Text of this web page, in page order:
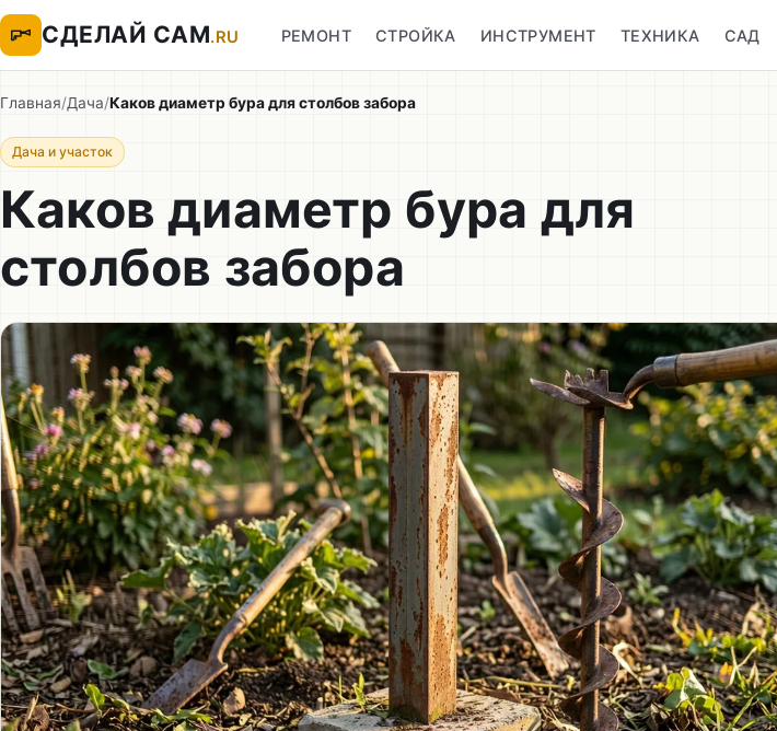
СДЕЛАЙ САМ.RU РЕМОНТ СТРОЙКА ИНСТРУМЕНТ ТЕХНИКА САД
Главная/Дача/Каков диаметр бура для столбов забора
Дача и участок
Каков диаметр бура для
столбов забора